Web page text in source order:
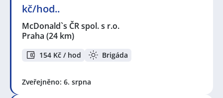
kč/hod..
McDonald`s ČR spol. s r.o.
Praha (24 km)
154 Kč / hod Brigáda
Zveřejněno: 6. srpna